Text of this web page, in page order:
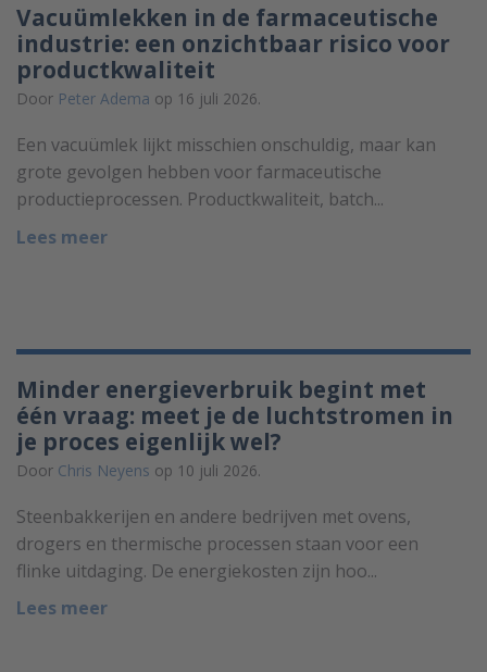
Vacuümlekken in de farmaceutische
industrie: een onzichtbaar risico voor
productkwaliteit
Door Peter Adema op 16 juli 2026.
Een vacuümlek lijkt misschien onschuldig, maar kan
grote gevolgen hebben voor farmaceutische
productieprocessen. Productkwaliteit, batch...
Lees meer
Minder energieverbruik begint met
één vraag: meet je de luchtstromen in
je proces eigenlijk wel?
Door Chris Neyens op 10 juli 2026.
Steenbakkerijen en andere bedrijven met ovens,
drogers en thermische processen staan voor een
flinke uitdaging. De energiekosten zijn hoo...
Lees meer